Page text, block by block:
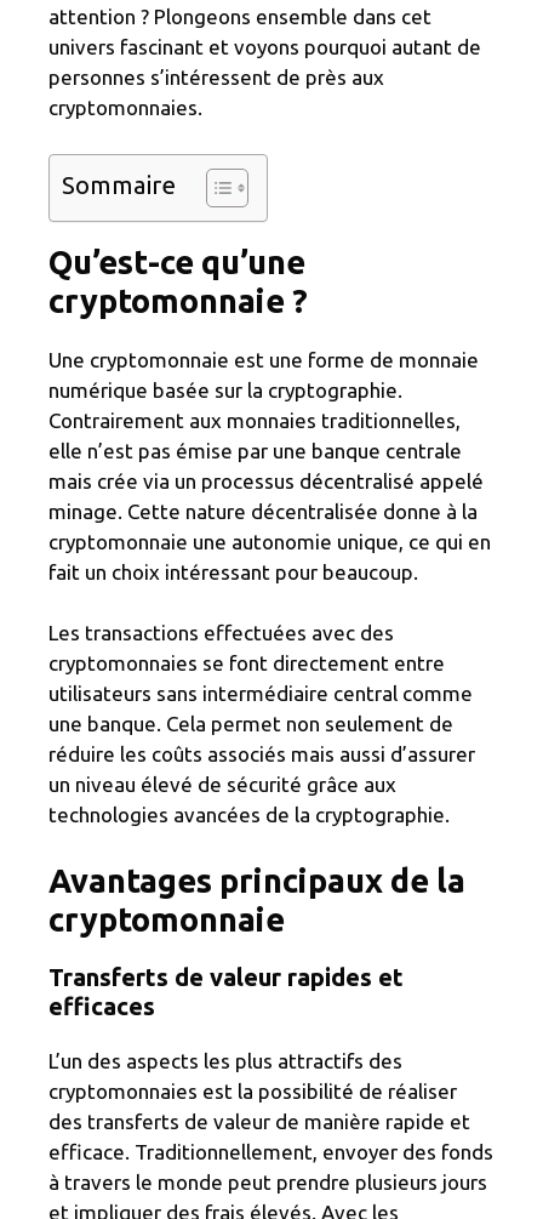
attention ? Plongeons ensemble dans cet
univers fascinant et voyons pourquoi autant de
personnes s’intéressent de près aux
cryptomonnaies.
Sommaire
Qu’est-ce qu’une
cryptomonnaie ?
Une cryptomonnaie est une forme de monnaie
numérique basée sur la cryptographie.
Contrairement aux monnaies traditionnelles,
elle n’est pas émise par une banque centrale
mais crée via un processus décentralisé appelé
minage. Cette nature décentralisée donne à la
cryptomonnaie une autonomie unique, ce qui en
fait un choix intéressant pour beaucoup.
Les transactions effectuées avec des
cryptomonnaies se font directement entre
utilisateurs sans intermédiaire central comme
une banque. Cela permet non seulement de
réduire les coûts associés mais aussi d’assurer
un niveau élevé de sécurité grâce aux
technologies avancées de la cryptographie.
Avantages principaux de la
cryptomonnaie
Transferts de valeur rapides et
efficaces
L’un des aspects les plus attractifs des
cryptomonnaies est la possibilité de réaliser
des transferts de valeur de manière rapide et
efficace. Traditionnellement, envoyer des fonds
à travers le monde peut prendre plusieurs jours
et impliquer des frais élevés. Avec les